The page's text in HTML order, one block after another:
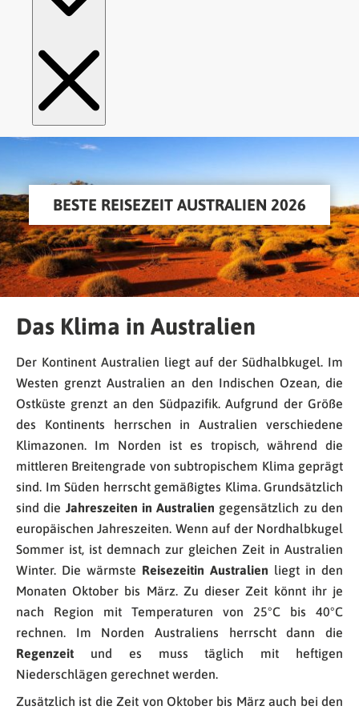
BESTE REISEZEIT AUSTRALIEN 2026
Das Klima in Australien
Der Kontinent Australien liegt auf der Südhalbkugel. Im
Westen grenzt Australien an den Indischen Ozean, die
Ostküste grenzt an den Südpazifik. Aufgrund der Größe
des Kontinents herrschen in Australien verschiedene
Klimazonen. Im Norden ist es tropisch, während die
mittleren Breitengrade von subtropischem Klima geprägt
sind. Im Süden herrscht gemäßigtes Klima. Grundsätzlich
sind die Jahreszeiten in Australien gegensätzlich zu den
europäischen Jahreszeiten. Wenn auf der Nordhalbkugel
Sommer ist, ist demnach zur gleichen Zeit in Australien
Winter. Die wärmste Reisezeitin Australien liegt in den
Monaten Oktober bis März. Zu dieser Zeit könnt ihr je
nach Region mit Temperaturen von 25°C bis 40°C
rechnen. Im Norden Australiens herrscht dann die
Regenzeit und es muss täglich mit heftigen
Niederschlägen gerechnet werden.
Zusätzlich ist die Zeit von Oktober bis März auch bei den